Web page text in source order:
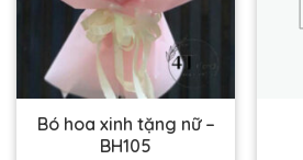
Bó hoa xinh tặng nữ –
BH105